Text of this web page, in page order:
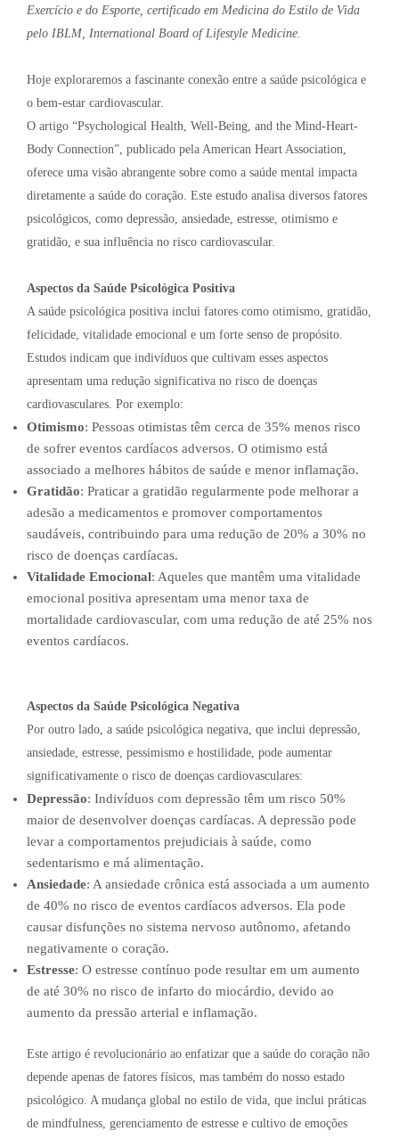
Exercício e do Esporte, certificado em Medicina do Estilo de Vida
pelo IBLM, International Board of Lifestyle Medicine.
Hoje exploraremos a fascinante conexão entre a saúde psicológica e
o bem-estar cardiovascular.
O artigo “Psychological Health, Well-Being, and the Mind-Heart-
Body Connection”, publicado pela American Heart Association,
oferece uma visão abrangente sobre como a saúde mental impacta
diretamente a saúde do coração. Este estudo analisa diversos fatores
psicológicos, como depressão, ansiedade, estresse, otimismo e
gratidão, e sua influência no risco cardiovascular.
Aspectos da Saúde Psicológica Positiva
A saúde psicológica positiva inclui fatores como otimismo, gratidão,
felicidade, vitalidade emocional e um forte senso de propósito.
Estudos indicam que indivíduos que cultivam esses aspectos
apresentam uma redução significativa no risco de doenças
cardiovasculares. Por exemplo:
Otimismo: Pessoas otimistas têm cerca de 35% menos risco
de sofrer eventos cardíacos adversos. O otimismo está
associado a melhores hábitos de saúde e menor inflamação.
Gratidão: Praticar a gratidão regularmente pode melhorar a
adesão a medicamentos e promover comportamentos
saudáveis, contribuindo para uma redução de 20% a 30% no
risco de doenças cardíacas.
Vitalidade Emocional: Aqueles que mantêm uma vitalidade
emocional positiva apresentam uma menor taxa de
mortalidade cardiovascular, com uma redução de até 25% nos
eventos cardíacos.
Aspectos da Saúde Psicológica Negativa
Por outro lado, a saúde psicológica negativa, que inclui depressão,
ansiedade, estresse, pessimismo e hostilidade, pode aumentar
significativamente o risco de doenças cardiovasculares:
Depressão: Indivíduos com depressão têm um risco 50%
maior de desenvolver doenças cardíacas. A depressão pode
levar a comportamentos prejudiciais à saúde, como
sedentarismo e má alimentação.
Ansiedade: A ansiedade crônica está associada a um aumento
de 40% no risco de eventos cardíacos adversos. Ela pode
causar disfunções no sistema nervoso autônomo, afetando
negativamente o coração.
Estresse: O estresse contínuo pode resultar em um aumento
de até 30% no risco de infarto do miocárdio, devido ao
aumento da pressão arterial e inflamação.
Este artigo é revolucionário ao enfatizar que a saúde do coração não
depende apenas de fatores físicos, mas também do nosso estado
psicológico. A mudança global no estilo de vida, que inclui práticas
de mindfulness, gerenciamento de estresse e cultivo de emoções